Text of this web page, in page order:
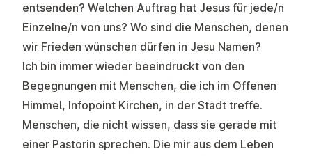
entsenden? Welchen Auftrag hat Jesus für jede/n
Einzelne/n von uns? Wo sind die Menschen, denen
wir Frieden wünschen dürfen in Jesu Namen?
Ich bin immer wieder beeindruckt von den
Begegnungen mit Menschen, die ich im Offenen
Himmel, Infopoint Kirchen, in der Stadt treffe.
Menschen, die nicht wissen, dass sie gerade mit
einer Pastorin sprechen. Die mir aus dem Leben